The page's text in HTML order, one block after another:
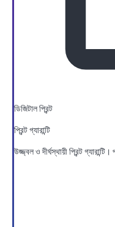
ডিজিটাল প্রিন্ট
প্রিন্ট গ্যারান্টি
উজ্জ্বল ও দীর্ঘস্থায়ী প্রিন্ট